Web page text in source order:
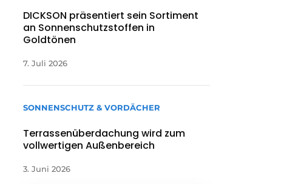
DICKSON präsentiert sein Sortiment
an Sonnenschutzstoffen in
Goldtönen
7. Juli 2026
SONNENSCHUTZ & VORDÄCHER
Terrassenüberdachung wird zum
vollwertigen Außenbereich
3. Juni 2026